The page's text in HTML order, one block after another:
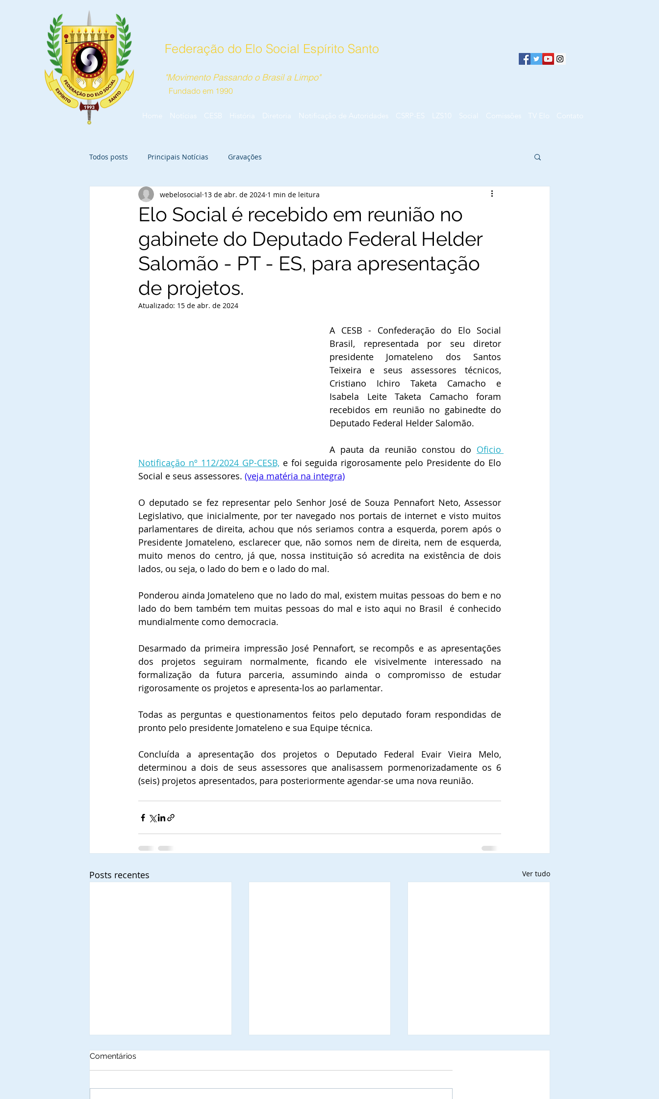
Federação do Elo Social Espírito Santo
"Movimento Passando o Brasil a Limpo"
Fundado em 1990
Home Notícias CESB História Diretoria Notificação de Autoridades CSRP-ES LZS10 Social Comissões TV Elo Contato
Todos posts Principais Notícias Gravações
Elo Social é recebido em reunião no
gabinete do Deputado Federal Helder
Salomão - PT - ES, para apresentação
de projetos.
webelosocial 13 de abr. de 2024 1 min de leitura
Atualizado: 15 de abr. de 2024
A CESB - Confederação do Elo Social
Brasil, representada por seu diretor
presidente Jomateleno dos Santos
Cristiano Ichiro Taketa Camacho e
Isabela Leite Taketa Camacho foram
recebidos em reunião no gabinedte do
Deputado Federal Helder Salomão.
A pauta da reunião constou do Oficio
Notificação nº 112/2024 GP-CESB, e foi seguida rigorosamente pelo Presidente do Elo
Social e seus assessores. (veja matéria na integra)
O deputado se fez representar pelo Senhor José de Souza Pennafort Neto, Assessor
Legislativo, que inicialmente, por ter navegado nos portais de internet e visto muitos
parlamentares de direita, achou que nós seriamos contra a esquerda, porem após o
Presidente Jomateleno, esclarecer que, não somos nem de direita, nem de esquerda,
muito menos do centro, já que, nossa instituição só acredita na existência de dois
lados, ou seja, o lado do bem e o lado do mal.
Ponderou ainda Jomateleno que no lado do mal, existem muitas pessoas do bem e no
lado do bem também tem muitas pessoas do mal e isto aqui no Brasil  é conhecido
mundialmente como democracia.
Desarmado da primeira impressão José Pennafort, se recompôs e as apresentações
dos projetos seguiram normalmente, ficando ele visivelmente interessado na
formalização da futura parceria, assumindo ainda o compromisso de estudar
rigorosamente os projetos e apresenta-los ao parlamentar.
Todas as perguntas e questionamentos feitos pelo deputado foram respondidas de
pronto pelo presidente Jomateleno e sua Equipe técnica.
Concluída a apresentação dos projetos o Deputado Federal Evair Vieira Melo,
determinou a dois de seus assessores que analisassem pormenorizadamente os 6
(seis) projetos apresentados, para posteriormente agendar-se uma nova reunião.
Posts recentes Ver tudo
Comentários